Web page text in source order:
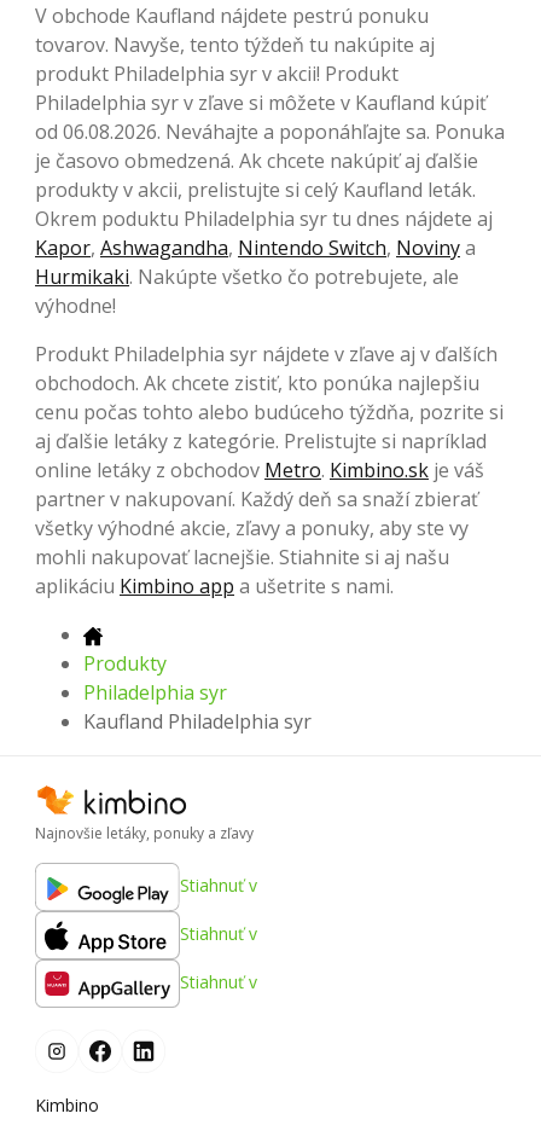
V obchode Kaufland nájdete pestrú ponuku
tovarov. Navyše, tento týždeň tu nakúpite aj
produkt Philadelphia syr v akcii! Produkt
Philadelphia syr v zľave si môžete v Kaufland kúpiť
od 06.08.2026. Neváhajte a poponáhľajte sa. Ponuka
je časovo obmedzená. Ak chcete nakúpiť aj ďalšie
produkty v akcii, prelistujte si celý Kaufland leták.
Okrem poduktu Philadelphia syr tu dnes nájdete aj
Kapor, Ashwagandha, Nintendo Switch, Novinya
Hurmikaki. Nakúpte všetko čo potrebujete, ale
výhodne!
Produkt Philadelphia syr nájdete v zľave aj v ďalších
obchodoch. Ak chcete zistiť, kto ponúka najlepšiu
cenu počas tohto alebo budúceho týždňa, pozrite si
aj ďalšie letáky z kategórie. Prelistujte si napríklad
online letáky z obchodov Metro. Kimbino.sk je váš
partner v nakupovaní. Každý deň sa snaží zbierať
všetky výhodné akcie, zľavy a ponuky, aby ste vy
mohli nakupovať lacnejšie. Stiahnite si aj našu
aplikáciu Kimbino app a ušetrite s nami.
Produkty
Philadelphia syr
Kaufland Philadelphia syr
Najnovšie letáky, ponuky a zľavy
Stiahnuť v
Stiahnuť v
Stiahnuť v
Kimbino